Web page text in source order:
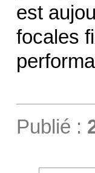
est
focales
Publié :